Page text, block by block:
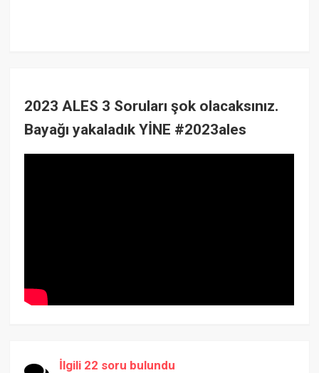
2023 ALES 3 Soruları şok olacaksınız.
Bayağı yakaladık YİNE #2023ales
İlgili 22 soru bulundu